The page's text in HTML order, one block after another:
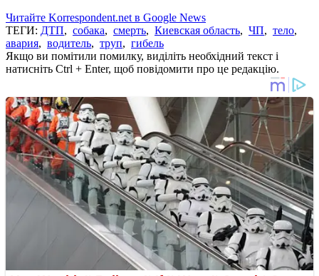
Читайте Korrespondent.net в Google News
ТЕГИ: ДТП, собака, смерть, Киевская область, ЧП, тело,
авария, водитель, труп, гибель
Якщо ви помітили помилку, виділіть необхідний текст і
натисніть Ctrl + Enter, щоб повідомити про це редакцію.